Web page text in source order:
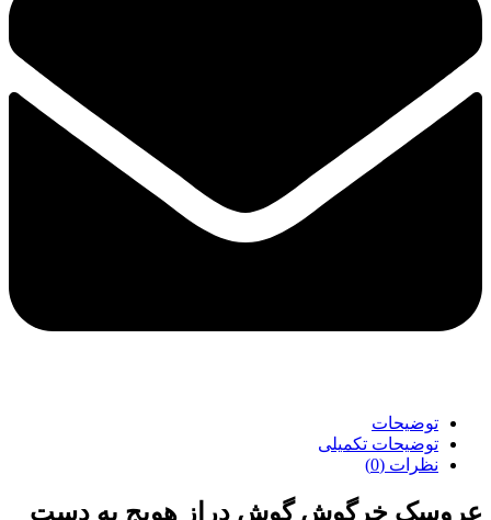
توضیحات
توضیحات تکمیلی
نظرات (0)
عروسک خرگوش گوش دراز هویج به دست